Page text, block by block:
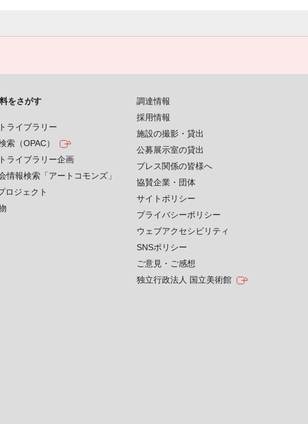
をさがす
ライブラリー
索（OPAC）
ライブラリー企画
情報検索「アートコモンズ」
ロジェクト
調達情報
採用情報
施設の撮影・貸出
公募展示室の貸出
プレス関係の皆様へ
協賛企業・団体
サイトポリシー
プライバシーポリシー
ウェブアクセシビリティ
SNSポリシー
ご意見・ご感想
独立行政法人 国立美術館